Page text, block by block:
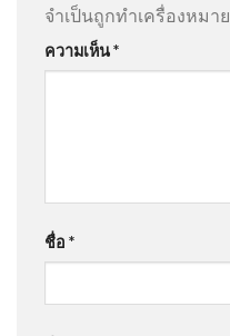
จำเป็นถูกทำเครื่องหมาย
ความเห็น*
ชื่อ *